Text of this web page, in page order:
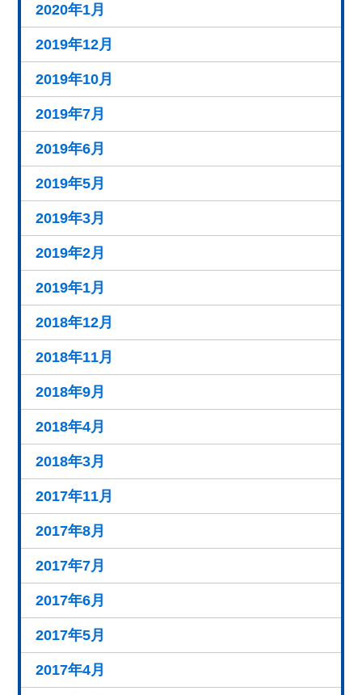
2020年1月
2019年12月
2019年10月
2019年7月
2019年6月
2019年5月
2019年3月
2019年2月
2019年1月
2018年12月
2018年11月
2018年9月
2018年4月
2018年3月
2017年11月
2017年8月
2017年7月
2017年6月
2017年5月
2017年4月